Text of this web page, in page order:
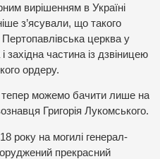
вирішенням в Україні
з’ясували, що такого
церква у
західна частина із дзвіницею
ордеру.
можемо бачити лише на
Григорія Лукомського.
року на могилі генерал-
прекрасний